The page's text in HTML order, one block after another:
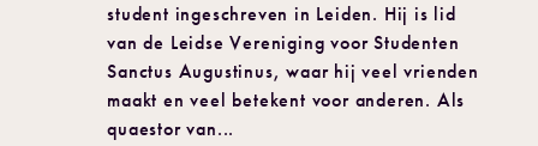
student ingeschreven in Leiden. Hij is lid
van de Leidse Vereniging voor Studenten
Sanctus Augustinus, waar hij veel vrienden
maakt en veel betekent voor anderen. Als
quaestor van...